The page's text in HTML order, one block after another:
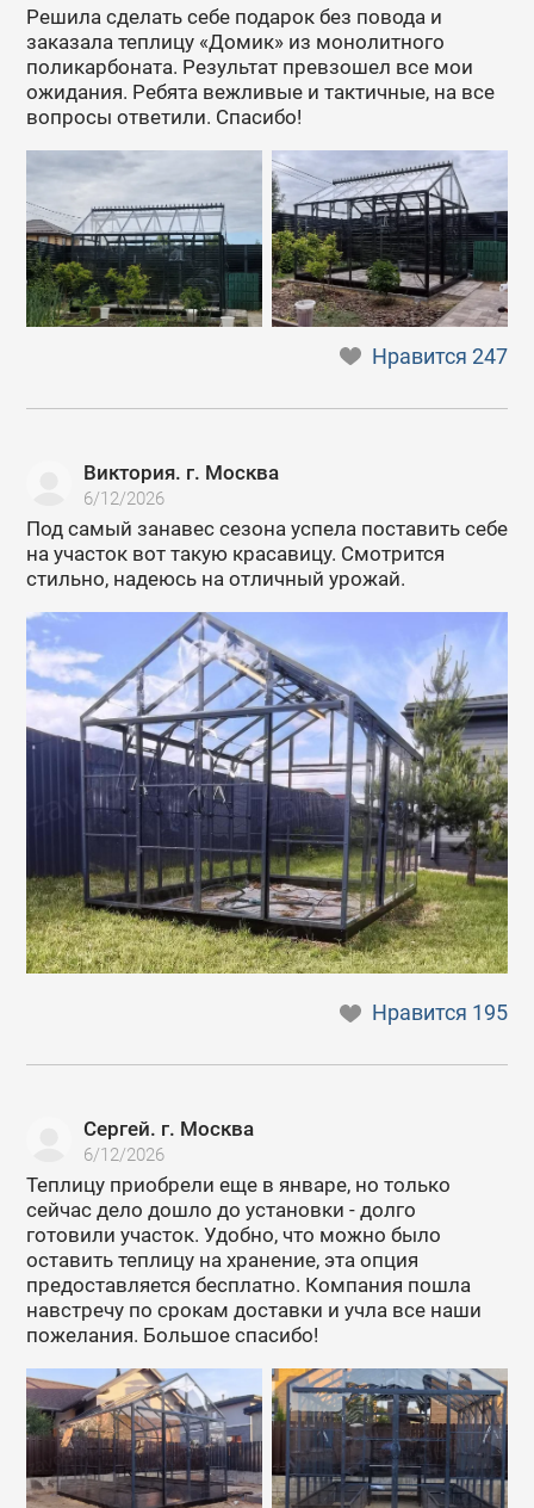
Решила сделать себе подарок без повода и
заказала теплицу «Домик» из монолитного
поликарбоната. Результат превзошел все мои
ожидания. Ребята вежливые и тактичные, на все
вопросы ответили. Спасибо!
Нравится247
Виктория. г. Москва
6/12/2026
Под самый занавес сезона успела поставить себе
на участок вот такую красавицу. Смотрится
стильно, надеюсь на отличный урожай.
Нравится 195
Сергей. г. Москва
6/12/2026
Теплицу приобрели еще в январе, но только
сейчас дело дошло до установки - долго
готовили участок. Удобно, что можно было
оставить теплицу на хранение, эта опция
предоставляется бесплатно. Компания пошла
навстречу по срокам доставки и учла все наши
пожелания. Большое спасибо!